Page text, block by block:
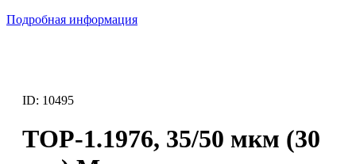
Подробная информация
ID: 10495
ТОР-1.1976, 35/50 мкм (30